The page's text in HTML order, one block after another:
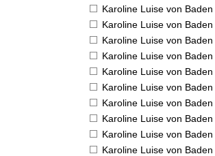
Karoline Luise von
Karoline Luise von
Karoline Luise von
Karoline Luise von
Karoline Luise von
Karoline Luise von
Karoline Luise von
Karoline Luise von
Karoline Luise von
Karoline Luise von